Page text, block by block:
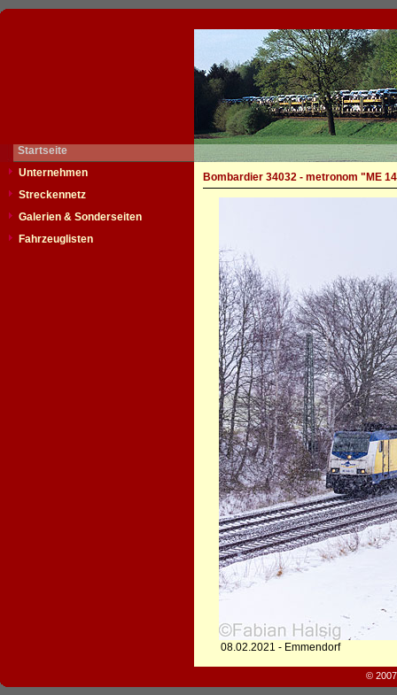
Startseite
Unternehmen
Streckennetz
Galerien & Sonderseiten
Fahrzeuglisten
Bombardier 34032 - metronom "ME
08.02.2021 - Emmendorf
©